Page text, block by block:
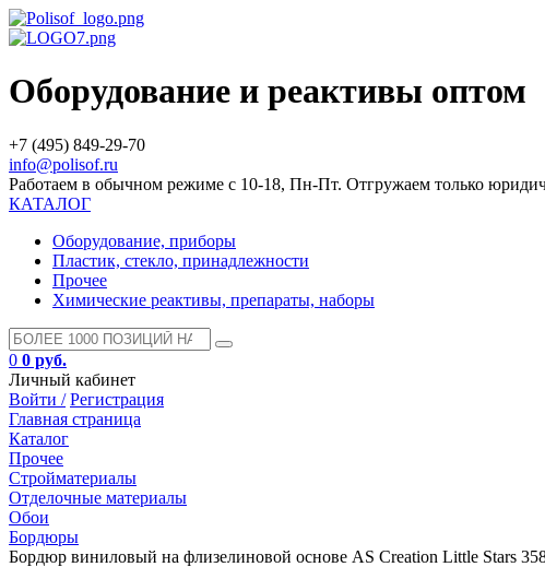
Оборудование и реактивы оптом
+7 (495) 849-29-70
info@polisof.ru
Работаем в обычном режиме с 10-18, Пн-Пт. Отгружаем только
КАТАЛОГ
Оборудование, приборы
Пластик, стекло, принадлежности
Прочее
Химические реактивы, препараты, наборы
0 0 руб.
Личный кабинет
Войти / Регистрация
Главная страница
Каталог
Прочее
Стройматериалы
Отделочные материалы
Обои
Бордюры
Бордюр виниловый на флизелиновой основе AS Creation Little Stars